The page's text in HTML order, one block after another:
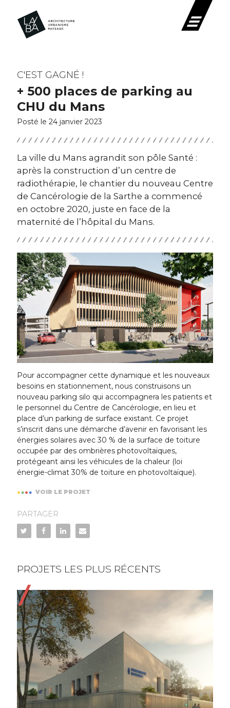
C'EST GAGNÉ !
+ 500 places de parking au
CHU du Mans
Posté le 24 janvier 2023
La ville du Mans agrandit son pôle Santé :
après la construction d’un centre de
radiothérapie, le chantier du nouveau Centre
de Cancérologie de la Sarthe a commencé
en octobre 2020, juste en face de la
maternité de l’hôpital du Mans.
Pour accompagner cette dynamique et les nouveaux
besoins en stationnement, nous construisons un
nouveau parking silo qui accompagnera les patients et
le personnel du Centre de Cancérologie, en lieu et
place d’un parking de surface existant. Ce projet
s’inscrit dans une démarche d’avenir en favorisant les
énergies solaires avec 30 % de la surface de toiture
occupée par des ombrières photovoltaïques,
protégeant ainsi les véhicules de la chaleur (loi
énergie-climat 30% de toiture en photovoltaïque).
VOIR LE PROJET
PARTAGER
PROJETS LES PLUS RÉCENTS